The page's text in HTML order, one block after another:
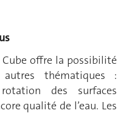
offre la possibilité
autres thématiques :
des surfaces
qualité de l’eau. Les